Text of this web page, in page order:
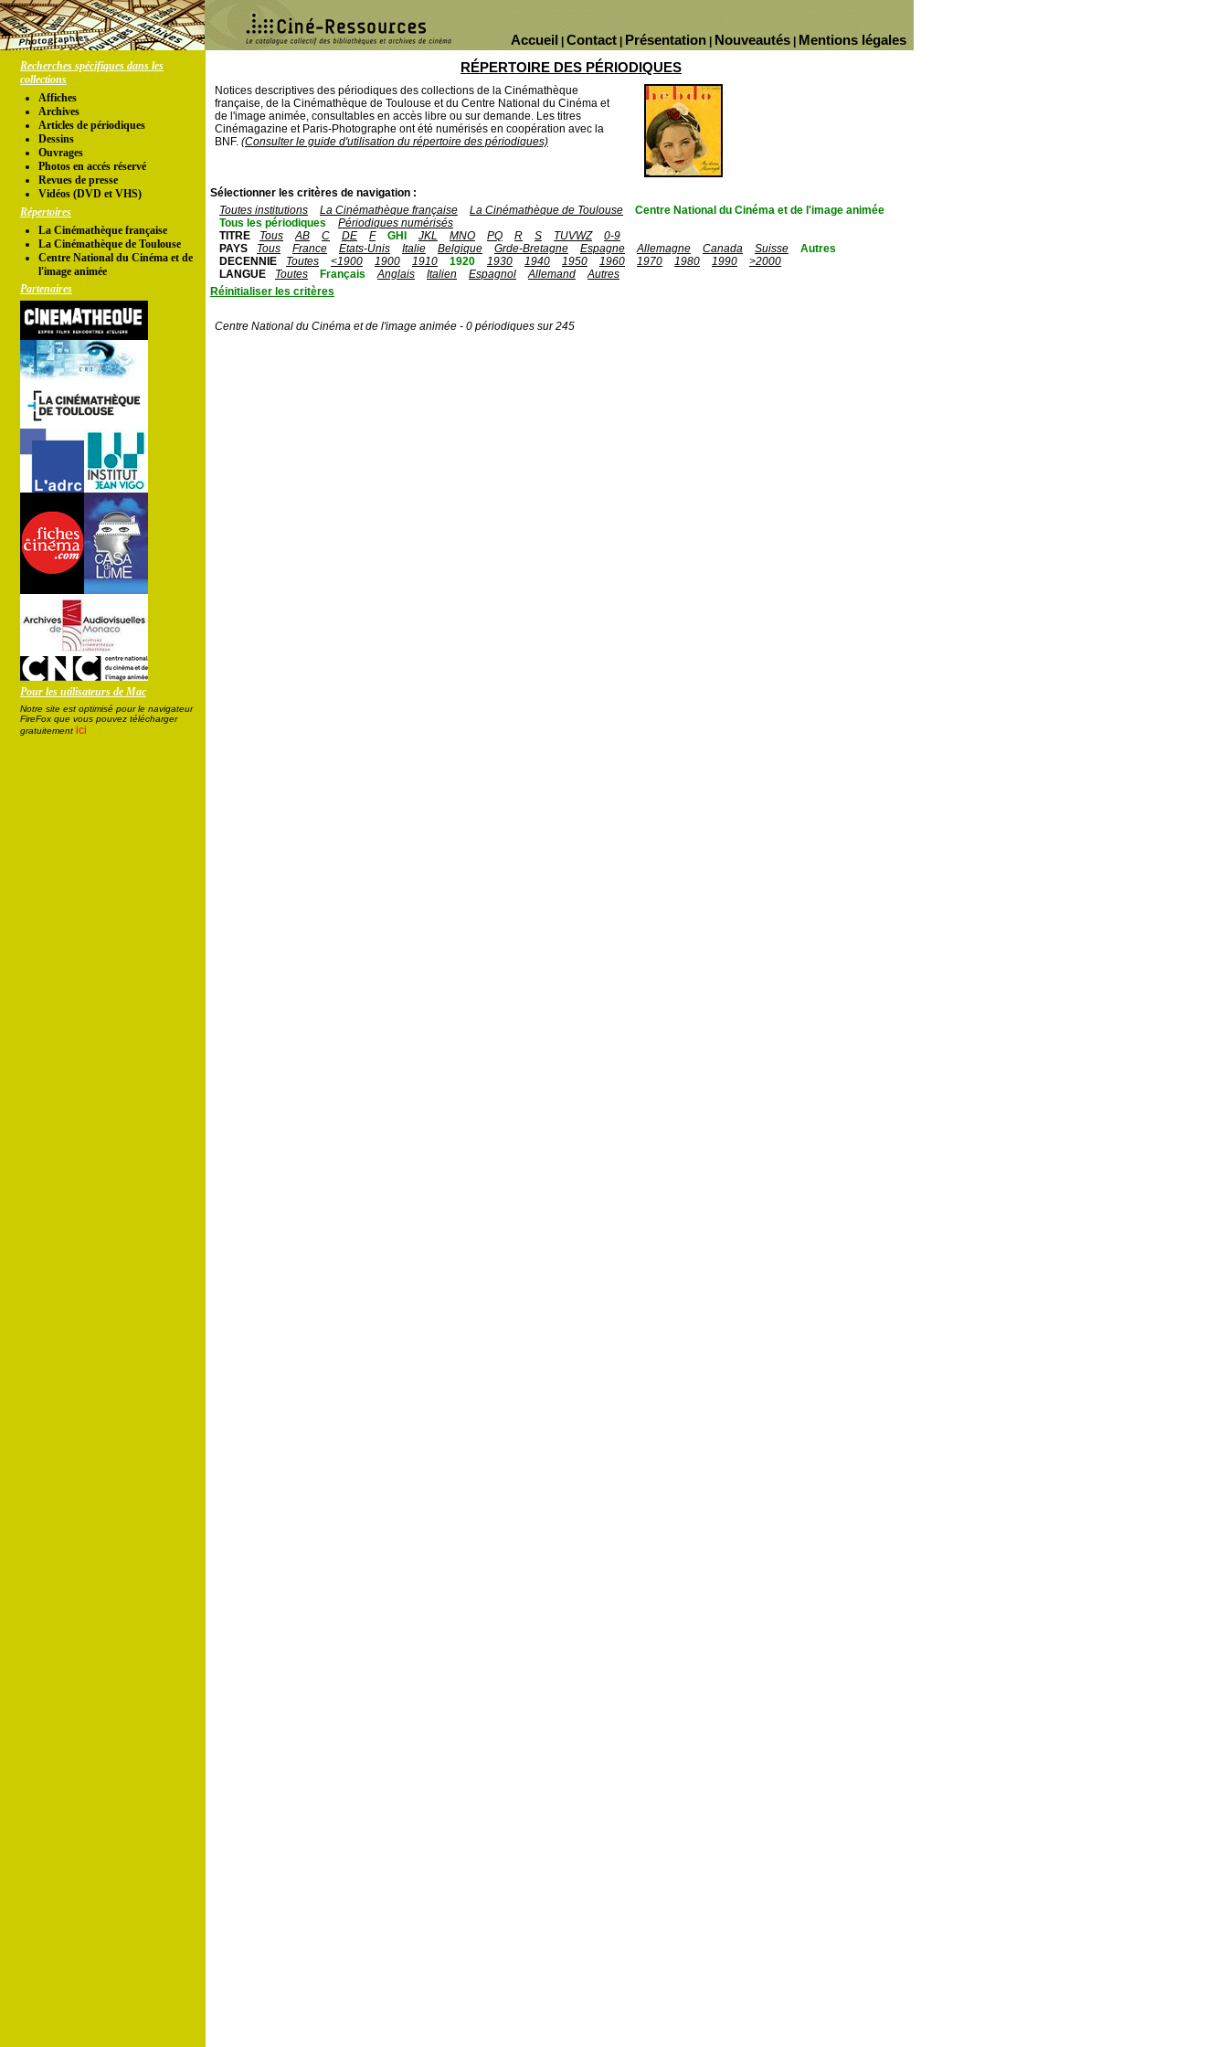
Mentions légales
Nouveautés
Présentation
Contact
Accueil
Recherches spécifiques dans les
collections
Affiches
Archives
Articles de périodiques
Dessins
Ouvrages
Photos en accés réservé
Revues de presse
Vidéos (DVD et VHS)
Répertoires
La Cinémathèque française
La Cinémathèque de Toulouse
Centre National du Cinéma et de
l'image animée
Partenaires
Pour les utilisateurs de Mac
Notre site est optimisé pour le navigateur
FireFox que vous pouvez télécharger
gratuitement ici
RÉPERTOIRE DES PÉRIODIQUES
Notices descriptives des périodiques des collections de la Cinémathèque
française, de la Cinémathèque de Toulouse et du Centre National du Cinéma et
de l'image animée, consultables en accès libre ou sur demande. Les titres
Cinémagazine et Paris-Photographe ont été numérisés en coopération avec la
BNF. (Consulter le guide d'utilisation du répertoire des périodiques)
Sélectionner les critères de navigation :
Toutes institutions
La Cinémathèque française La Cinémathèque de Toulouse
Centre National du Cinéma et de l'image animée
Tous les périodiques
Périodiques numérisés
TITRE
Tous AB C DE F GHI JKL MNO PQ R S TUVWZ
0-9
PAYS
Tous France Etats-Unis Italie Belgique Grde-Bretagne Espagne Allemagne Canada Suisse
Autres
DECENNIE
Toutes <1900 1900 1910 1920 1930 1940 1950 1960 1970 1980 1990
>2000
LANGUE
Toutes Français Anglais Italien Espagnol Allemand
Autres
Réinitialiser les critères
Centre National du Cinéma et de l'image animée - 0 périodiques sur 245